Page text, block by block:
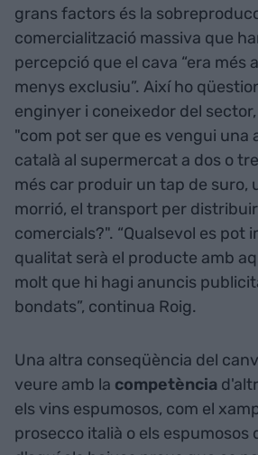
grans factors és la
comercialització massiva que
percepció que el cava “era més
menys exclusiu”. Així ho
enginyer i coneixedor del sector,
"com pot ser que es vengui una
català al supermercat a dos o
més car produir un tap de suro,
morrió, el transport per
comercials?". “Qualsevol es pot
qualitat serà el producte amb
molt que hi hagi anuncis
bondats”, continua Roig.
Una altra conseqüència del
veure amb la competència
els vins espumosos, com el
prosecco italià o els espumosos